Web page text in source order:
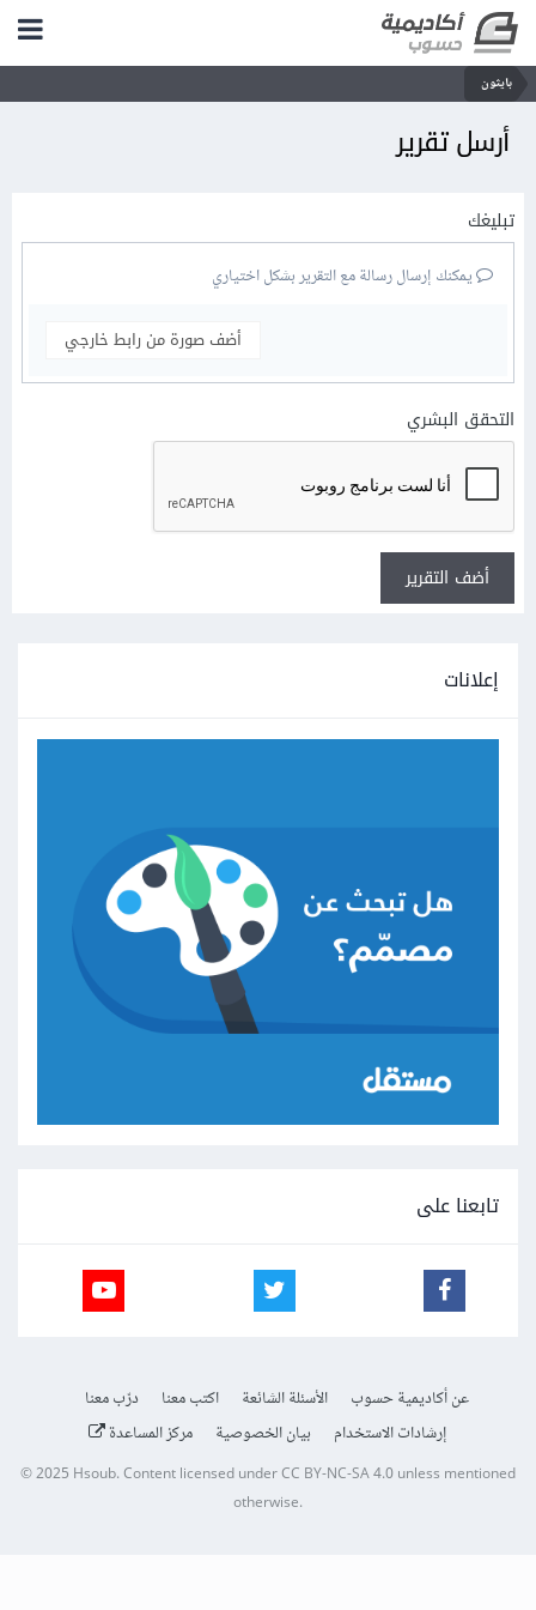
بايثون
أرسل تقرير
تبليغك
يمكنك إرسال رسالة مع التقرير بشكل اختياري
أضف صورة من رابط خارجي
التحقق البشري
أضف التقرير
إعلانات
تابعنا على
عن أكاديمية حسوب الأسئلة الشائعة اكتب معنا
درّب معنا
إرشادات الاستخدام
بيان الخصوصية مركز المساعدة
© 2025 Hsoub.Content licensed underCC BY-NC-SA 4.0unless mentioned
otherwise.